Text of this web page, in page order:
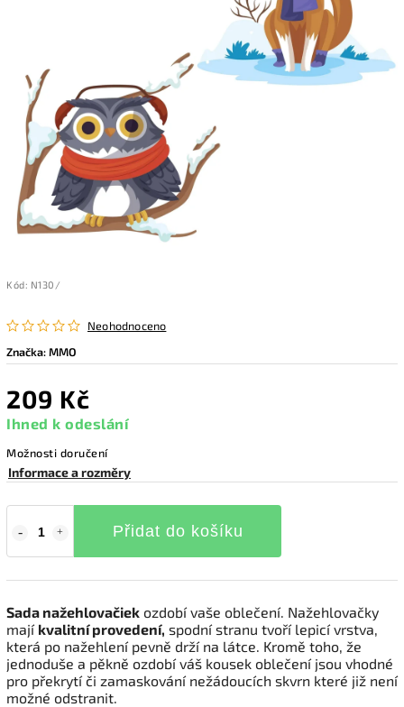
Kód: N130/
Neohodnoceno
Značka:MMO
209 Kč
Ihned k odeslání
Možnosti doručení
Informace a rozměry
Přidat do košíku
Sada nažehlovačiek ozdobí vaše oblečení. Nažehlovačky
mají kvalitní provedení, spodní stranu tvoří lepicí vrstva,
která po nažehlení pevně drží na látce. Kromě toho, že
jednoduše a pěkně ozdobí váš kousek oblečení jsou vhodné
pro překrytí či zamaskování nežádoucích skvrn které již není
možné odstranit.